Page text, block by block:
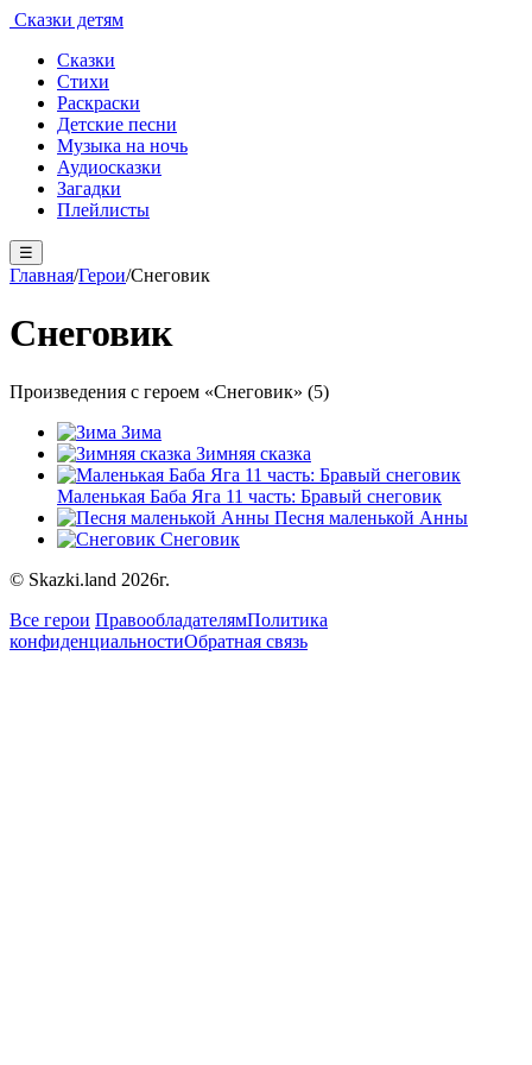
Сказки детям
Сказки
Стихи
Раскраски
Детские песни
Музыка на ночь
Аудиосказки
Загадки
Плейлисты
☰
Главная/Герои/Снеговик
Снеговик
Произведения с героем «Снеговик» (5)
Зима
Зимняя сказка
Маленькая Баба Яга 11 часть: Бравый снеговик
Песня маленькой Анны
Снеговик
© Skazki.land 2026г.
Все герои ПравообладателямПолитика
конфиденциальностиОбратная связь